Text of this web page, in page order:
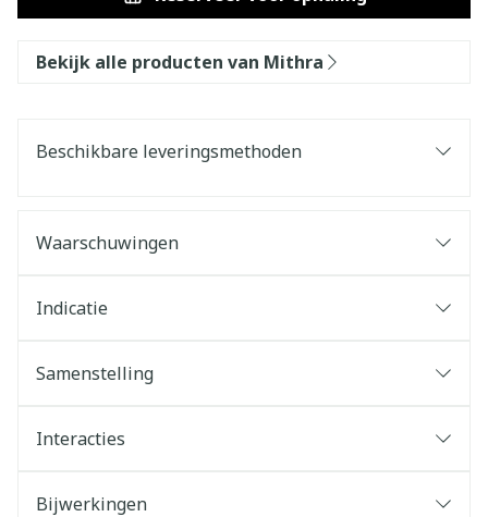
Bekijk alle producten van Mithra
Beschikbare leveringsmethoden
Waarschuwingen
Indicatie
Samenstelling
Interacties
Bijwerkingen